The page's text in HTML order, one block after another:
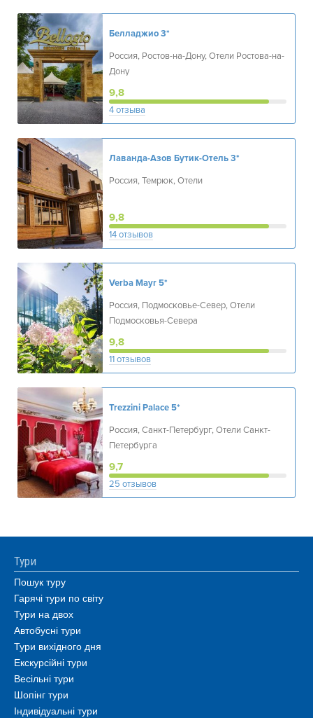
Белладжио3*
Россия, Ростов-на-Дону, Отели Ростова-на-
Дону
9,8
4 отзыва
Лаванда-Азов Бутик-Отель3*
Россия, Темрюк, Отели
9,8
14 отзывов
Verba Mayr5*
Россия, Подмосковье-Север, Отели
Подмосковья-Севера
9,8
11 отзывов
Trezzini Palace5*
Россия, Санкт-Петербург, Отели Санкт-
Петербурга
9,7
25 отзывов
Тури
Пошук туру
Гарячі тури по світу
Тури на двох
Автобусні тури
Тури вихідного дня
Екскурсійні тури
Весільні тури
Шопінг тури
Індивідуальні тури